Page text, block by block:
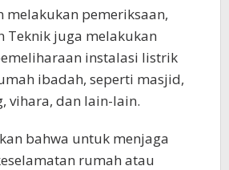
melakukan pemeriksaan,
Teknik juga melakukan
instalasi listrik
ibadah, seperti masjid,
vihara, dan lain-lain.
bahwa untuk menjaga
rumah atau